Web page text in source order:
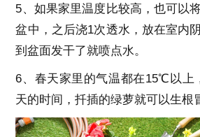
5、如果家里温度比较高，也可以
盆中，之后浇1次透水，放在室内
到盆面发干了就喷点水。
6、春天家里的气温都在15℃以上
天的时间，扦插的绿萝就可以生根